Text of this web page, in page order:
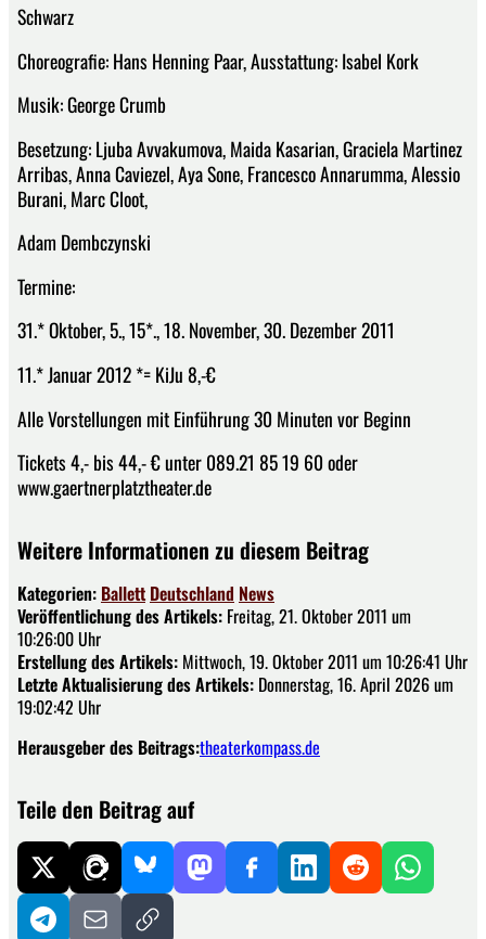
Schwarz
Choreografie: Hans Henning Paar, Ausstattung: Isabel Kork
Musik: George Crumb
Besetzung: Ljuba Avvakumova, Maida Kasarian, Graciela Martinez
Arribas, Anna Caviezel, Aya Sone, Francesco Annarumma, Alessio
Burani, Marc Cloot,
Adam Dembczynski
Termine:
31.* Oktober, 5., 15*., 18. November, 30. Dezember 2011
11.* Januar 2012 *= KiJu 8,-€
Alle Vorstellungen mit Einführung 30 Minuten vor Beginn
Tickets 4,- bis 44,- € unter 089.21 85 19 60 oder
www.gaertnerplatztheater.de
Weitere Informationen zu diesem Beitrag
Kategorien: Ballett Deutschland News
Veröffentlichung des Artikels: Freitag, 21. Oktober 2011 um
10:26:00 Uhr
Erstellung des Artikels: Mittwoch, 19. Oktober 2011 um 10:26:41 Uhr
Letzte Aktualisierung des Artikels: Donnerstag, 16. April 2026 um
19:02:42 Uhr
Herausgeber des Beitrags:theaterkompass.de
Teile den Beitrag auf